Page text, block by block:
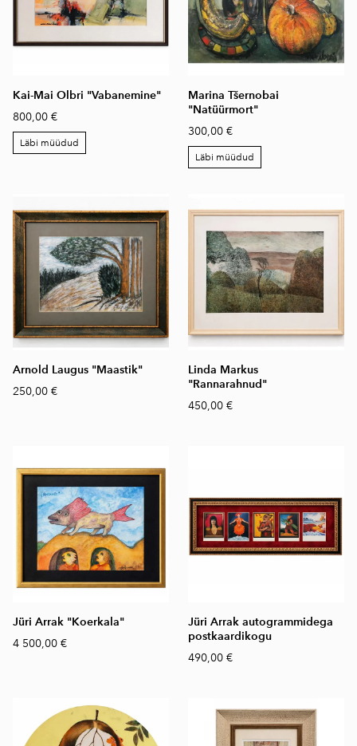
Kai-Mai Olbri "Vabanemine"
800,00 €
Läbi müüdud
Marina Tšernobai
"Natüürmort"
300,00 €
Läbi müüdud
Arnold Laugus "Maastik"
250,00 €
Linda Markus
"Rannarahnud"
450,00 €
Jüri Arrak "Koerkala"
4 500,00 €
Jüri Arrak autogrammidega
postkaardikogu
490,00 €